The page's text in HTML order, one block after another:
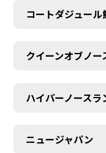
コートダジュー
クイーンオブノ
ハイパーノースラ
ニュージャパン